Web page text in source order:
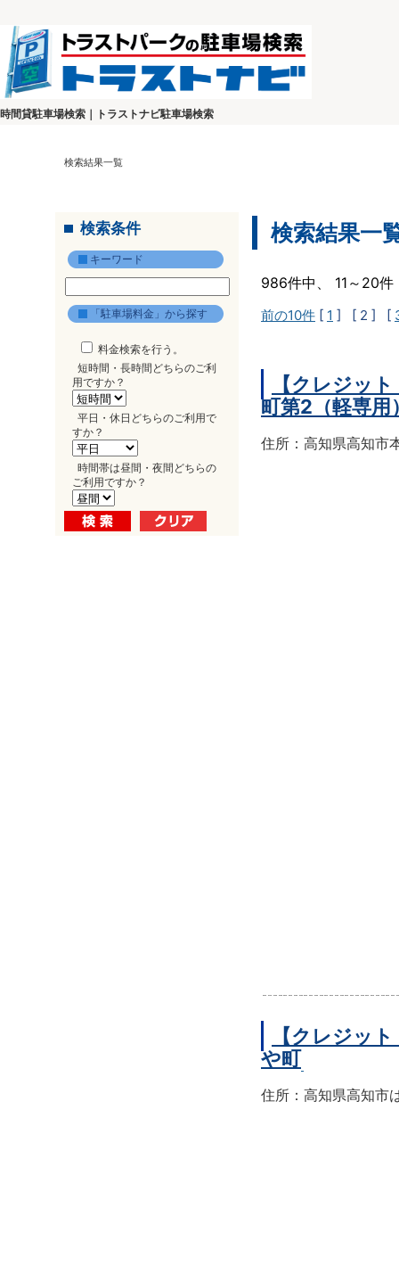
時間貸駐車場検索｜トラストナビ駐車場検索
検索結果一覧
検索条件
キーワード
「駐車場料金」から探す
料金検索を行う。
短時間・長時間どちらのご利
用ですか？
平日・休日どちらのご利用で
すか？
時間帯は昼間・夜間どちらの
ご利用ですか？
検索結果一
986件中、 11～20
前の10件 [ 1 ] [ 2 ] [
【クレジッ
町第2（軽専用
住所：高知県高知市
【クレジッ
や町
住所：高知県高知市